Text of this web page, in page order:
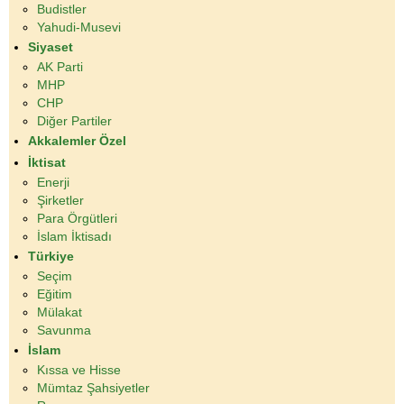
Budistler
Yahudi-Musevi
Siyaset
AK Parti
MHP
CHP
Diğer Partiler
Akkalemler Özel
İktisat
Enerji
Şirketler
Para Örgütleri
İslam İktisadı
Türkiye
Seçim
Eğitim
Mülakat
Savunma
İslam
Kıssa ve Hisse
Mümtaz Şahsiyetler